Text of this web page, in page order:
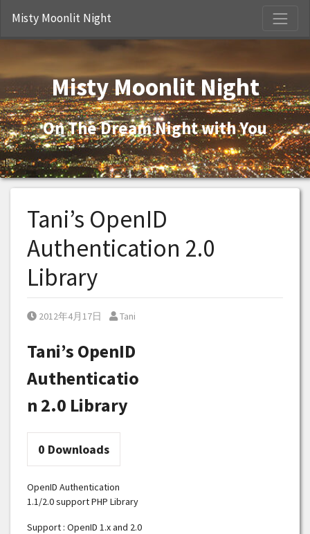
Misty Moonlit Night
Misty Moonlit Night
On The Dream Night with You
Tani’s OpenID
Authentication 2.0
Library
Posted on
2012年4月17日 Posted by
Tani
Tani’s OpenID
Authenticatio
n 2.0 Library
0 Downloads
OpenID Authentication
1.1/2.0 support PHP Library
Support : OpenID 1.x and 2.0